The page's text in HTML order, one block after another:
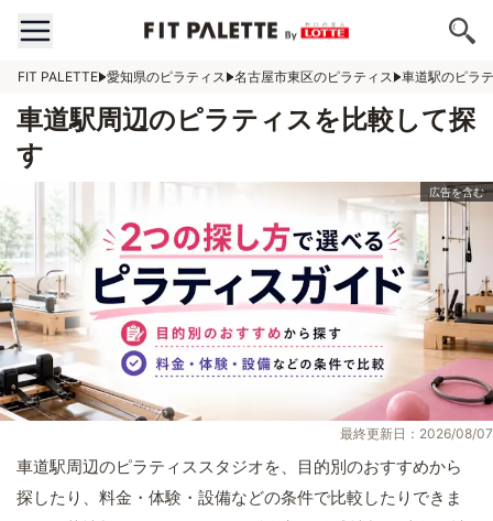
FIT PALETTE 愛知県のピラティス 名古屋市東区のピラティス 車道駅のピラ
車道駅周辺のピラティスを比較して探
す
最終更新日：2026/08/07
車道駅周辺のピラティススタジオを、目的別のおすすめから
探したり、料金・体験・設備などの条件で比較したりできま